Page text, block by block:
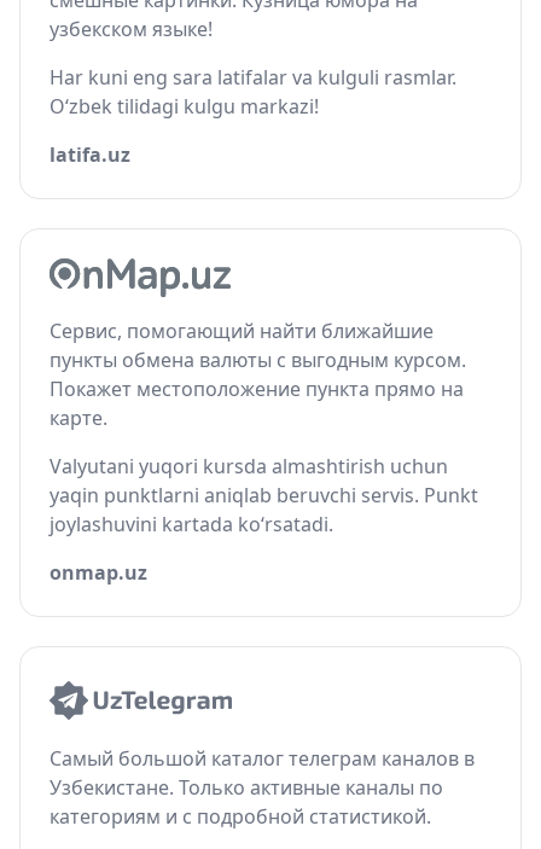
узбекском языке!
Har kuni eng sara latifalar va kulguli rasmlar.
O‘zbek tilidagi kulgu markazi!
latifa.uz
Сервис, помогающий найти ближайшие
пункты обмена валюты с выгодным курсом.
Покажет местоположение пункта прямо на
карте.
Valyutani yuqori kursda almashtirish uchun
yaqin punktlarni aniqlab beruvchi servis. Punkt
joylashuvini kartada ko‘rsatadi.
onmap.uz
Самый большой каталог телеграм каналов в
Узбекистане. Только активные каналы по
категориям и с подробной статистикой.